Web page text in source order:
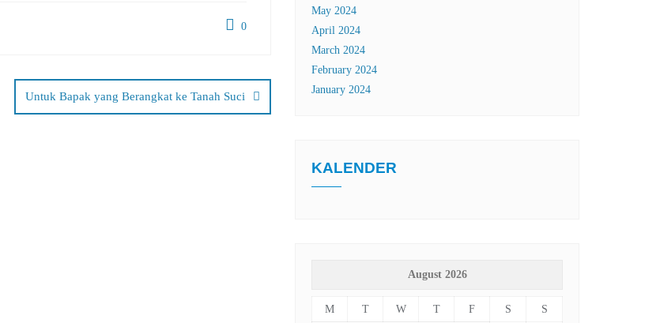
0
Untuk Bapak yang Berangkat ke Tanah Suci
May 2024
April 2024
March 2024
February 2024
January 2024
KALENDER
August 2026
M T W T F S S